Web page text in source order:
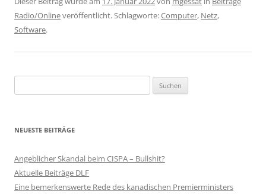
Radio/Onlineveröffentlicht. Schlagworte:Computer, Netz,
Software.
nach:
NEUESTE BEITRÄGE
Angeblicher Skandal beim CISPA – Bullshit?
Aktuelle Beiträge DLF
Eine bemerkenswerte Rede des kanadischen Premierministers